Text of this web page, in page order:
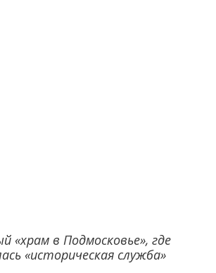
«храм в Подмосковье», где
«историческая служба»